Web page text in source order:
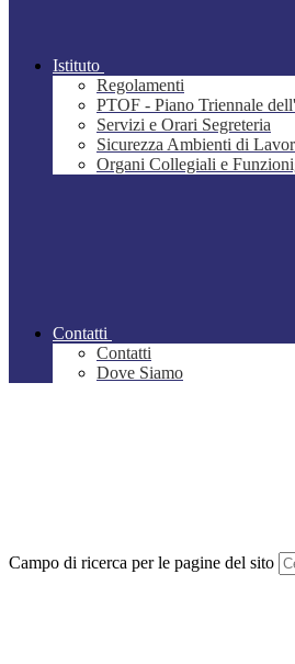
Istituto
Regolamenti
PTOF - Piano Triennale
Servizi e Orari Segreteria
Sicurezza Ambienti di
Organi Collegiali e
Contatti
Contatti
Dove Siamo
Campo di ricerca per le pagine del sito